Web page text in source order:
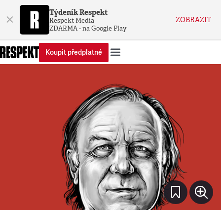
× Týdeník Respekt
Respekt Media
ZDARMA - na Google Play
ZOBRAZIT
Koupit předplatné